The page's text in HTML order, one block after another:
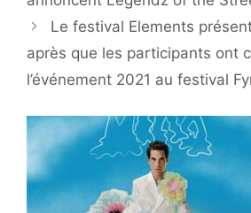
Le festival Elements
après que les participants ont
l’événement 2021 au festival